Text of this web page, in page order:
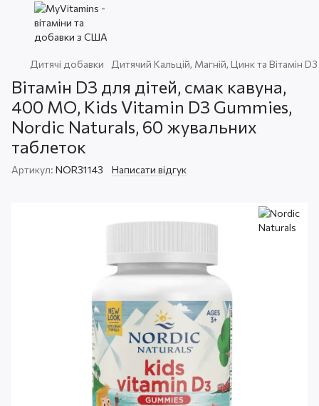
Дитячі добавки Дитячий Кальцій, Магній, Цинк та Вітамін D3
Вітамін D3 для дітей, смак кавуна,
400 МО, Kids Vitamin D3 Gummies,
Nordic Naturals, 60 жувальних
таблеток
Артикул: NOR31143 Написати відгук